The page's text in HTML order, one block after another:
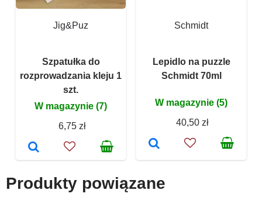
Jig&Puz
Szpatułka do
rozprowadzania kleju 1
szt.
W magazynie (7)
6,75 zł
Schmidt
Lepidlo na puzzle
Schmidt 70ml
W magazynie (5)
40,50 zł
Produkty powiązane